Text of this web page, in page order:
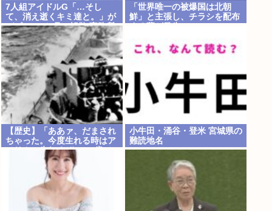
7人組アイドルG「…そし
て、消え逝くキミ達と。」が
デビュー3か月で解散 事務所
が事業継続困難なため
「世界唯一の被爆国は北朝
鮮」と主張し、チラシを配布
【歴史】「ああァ、だまされ
ちゃった。今度生れる時はア
メリカへ生れるぞ」 22歳で
戦死した特攻隊員が出撃前の
日記に残した”本音”
小牛田・涌谷・登米 宮城県の
難読地名